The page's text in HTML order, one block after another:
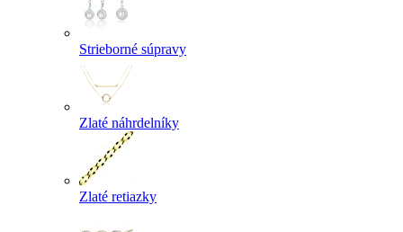
Strieborné súpravy
Zlaté náhrdelníky
Zlaté retiazky